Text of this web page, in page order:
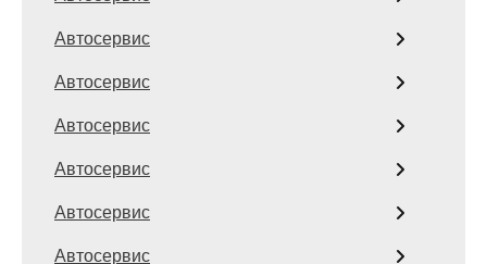
Автосервис
Автосервис
Автосервис
Автосервис
Автосервис
Автосервис